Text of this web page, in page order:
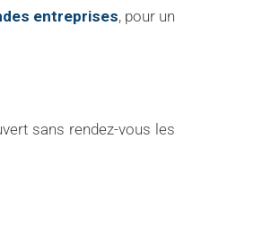
entreprises, pour un
sans rendez-vous les